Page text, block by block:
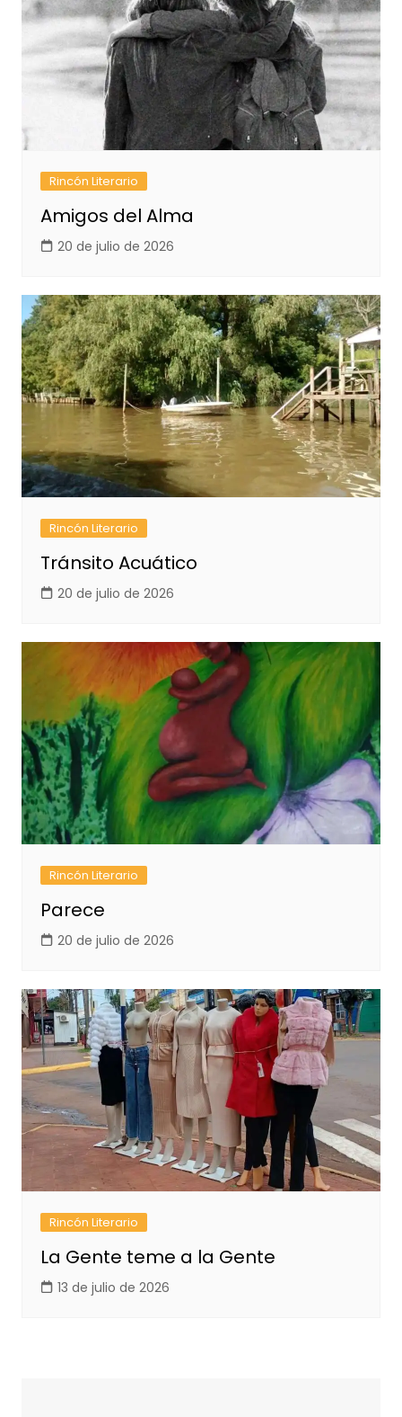
Rincón Literario
Amigos del Alma
20 de julio de 2026
Rincón Literario
Tránsito Acuático
20 de julio de 2026
Rincón Literario
Parece
20 de julio de 2026
Rincón Literario
La Gente teme a la Gente
13 de julio de 2026